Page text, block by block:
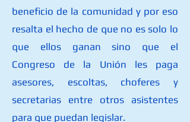
beneficio de la comunidad y por eso
resalta el hecho de que no es solo lo
que ellos ganan sino que el
Congreso de la Unión les paga
asesores, escoltas, choferes y
secretarias entre otros asistentes
para que puedan legislar.